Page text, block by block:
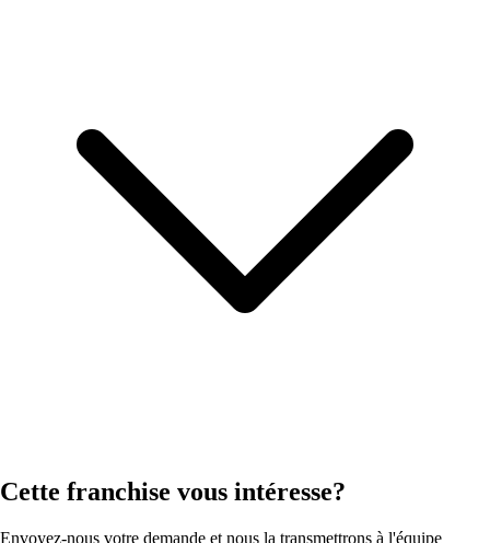
Cette franchise vous intéresse?
Envoyez-nous votre demande et nous la transmettrons à l'équipe